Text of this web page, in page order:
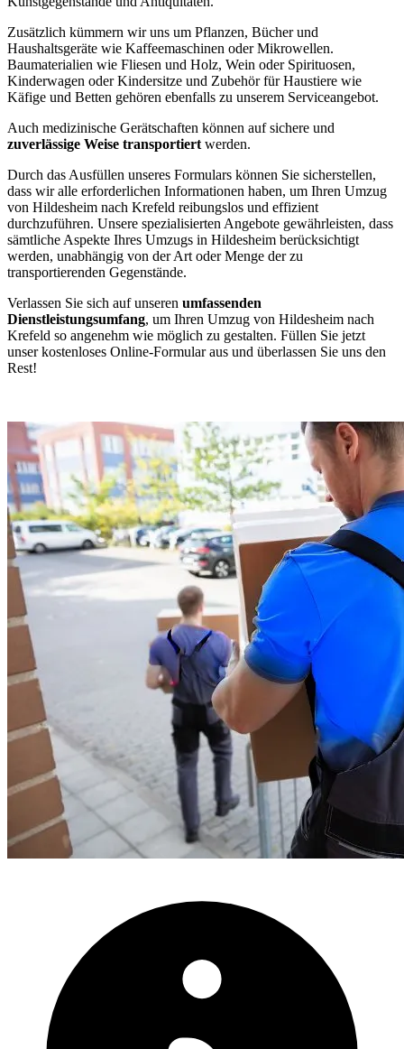
Zusätzlich kümmern wir uns um Pflanzen, Bücher und
Haushaltsgeräte wie Kaffeemaschinen oder Mikrowellen.
Baumaterialien wie Fliesen und Holz, Wein oder Spirituosen,
Kinderwagen oder Kindersitze und Zubehör für Haustiere wie
Käfige und Betten gehören ebenfalls zu unserem Serviceangebot.
Auch medizinische Gerätschaften können auf sichere und
zuverlässige Weise transportiert werden.
Durch das Ausfüllen unseres Formulars können Sie sicherstellen,
dass wir alle erforderlichen Informationen haben, um Ihren Umzug
von Hildesheim nach Krefeld reibungslos und effizient
durchzuführen. Unsere spezialisierten Angebote gewährleisten, dass
sämtliche Aspekte Ihres Umzugs in Hildesheim berücksichtigt
werden, unabhängig von der Art oder Menge der zu
transportierenden Gegenstände.
Verlassen Sie sich auf unseren umfassenden
Dienstleistungsumfang, um Ihren Umzug von Hildesheim nach
Krefeld so angenehm wie möglich zu gestalten. Füllen Sie jetzt
unser kostenloses Online-Formular aus und überlassen Sie uns den
Rest!